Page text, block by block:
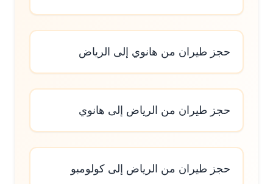
حجز طيران من هانوي إلى الرياض
حجز طيران من الرياض إلى هانوي
حجز طيران من الرياض إلى كولومبو